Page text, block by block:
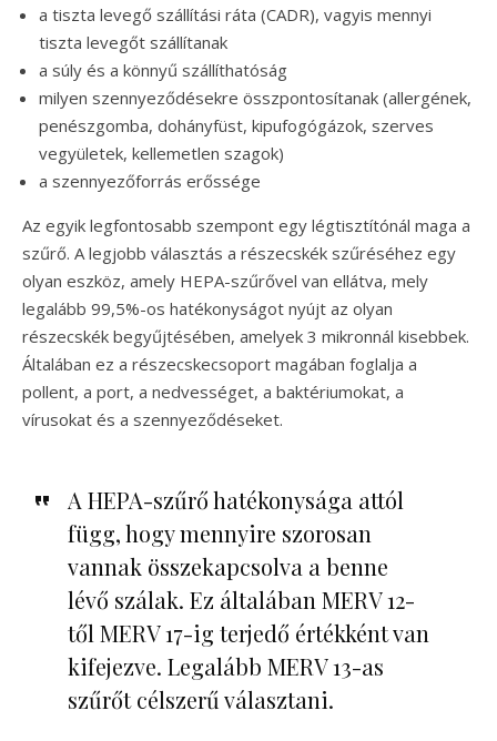
a tiszta levegő szállítási ráta (CADR), vagyis mennyi
tiszta levegőt szállítanak
a súly és a könnyű szállíthatóság
milyen szennyeződésekre összpontosítanak (allergének,
penészgomba, dohányfüst, kipufogógázok, szerves
vegyületek, kellemetlen szagok)
a szennyezőforrás erőssége
Az egyik legfontosabb szempont egy légtisztítónál maga a
szűrő. A legjobb választás a részecskék szűréséhez egy
olyan eszköz, amely HEPA-szűrővel van ellátva, mely
legalább 99,5%-os hatékonyságot nyújt az olyan
részecskék begyűjtésében, amelyek 3 mikronnál kisebbek.
Általában ez a részecskecsoport magában foglalja a
pollent, a port, a nedvességet, a baktériumokat, a
vírusokat és a szennyeződéseket.
A HEPA-szűrő hatékonysága attól
függ, hogy mennyire szorosan
vannak összekapcsolva a benne
lévő szálak. Ez általában MERV 12-
től MERV 17-ig terjedő értékként van
kifejezve. Legalább MERV 13-as
szűrőt célszerű választani.